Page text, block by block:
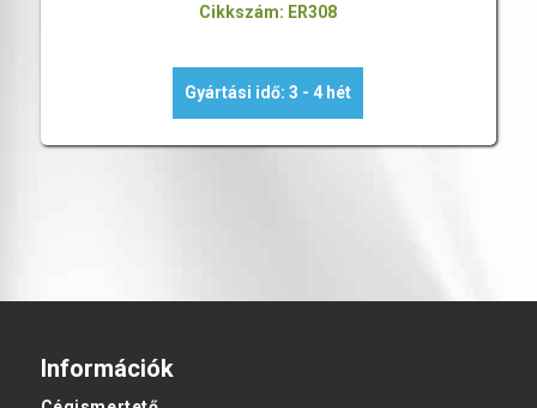
Cikkszám: ER308
Gyártási idő: 3 - 4 hét
Információk